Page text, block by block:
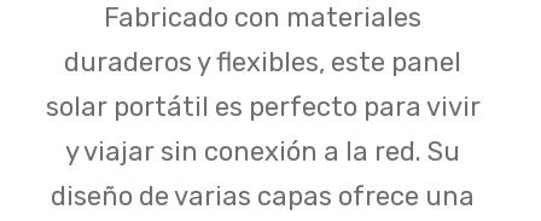
Fabricado con materiales
duraderos y flexibles, este panel
solar portátil es perfecto para vivir
y viajar sin conexión a la red. Su
diseño de varias capas ofrece una